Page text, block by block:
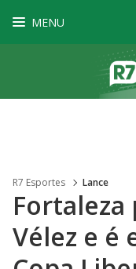
MENU
R7 Esportes Lance
Fortaleza
Vélez e é